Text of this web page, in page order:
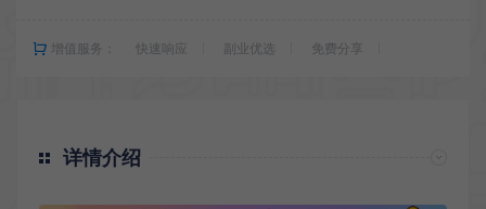
增值服务： 快速响应 副业优选 免费分享
详情介绍